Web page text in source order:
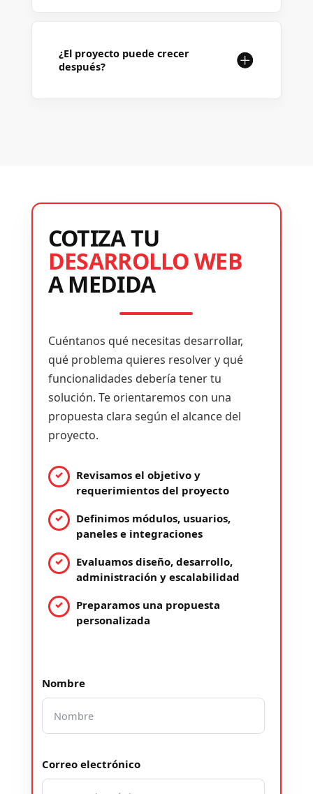
¿El proyecto puede crecer
después?
COTIZA TU
DESARROLLO WEB
A MEDIDA
Cuéntanos qué necesitas desarrollar,
qué problema quieres resolver y qué
funcionalidades debería tener tu
solución. Te orientaremos con una
propuesta clara según el alcance del
proyecto.
Revisamos el objetivo y
requerimientos del proyecto
Definimos módulos, usuarios,
paneles e integraciones
Evaluamos diseño, desarrollo,
administración y escalabilidad
Preparamos una propuesta
personalizada
Nombre
Correo electrónico